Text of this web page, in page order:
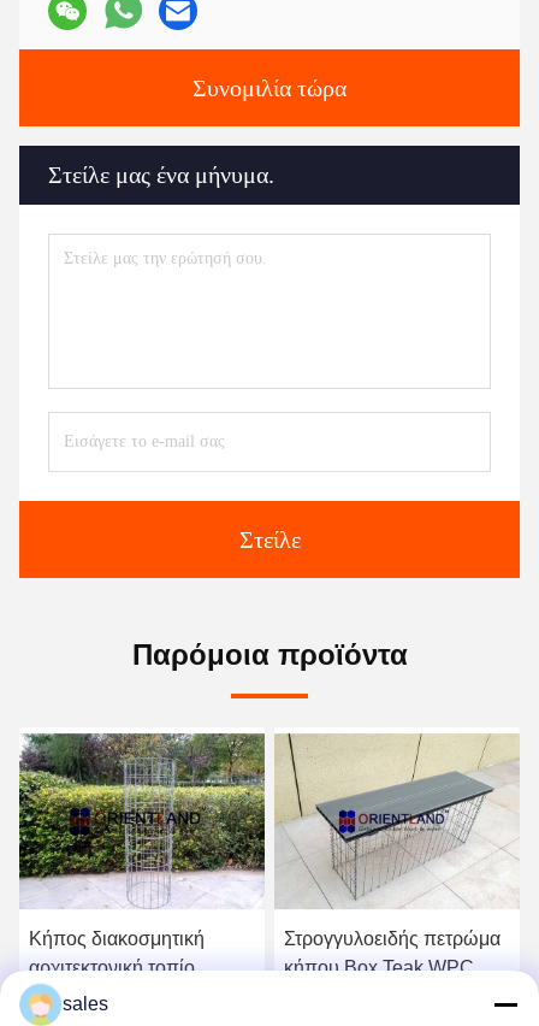
Συνομιλία τώρα
Στείλε μας ένα μήνυμα.
Στείλε
Παρόμοια προϊόντα
Κήπος διακοσμητική
αρχιτεκτονική τοπίο
Γκαμπιόν στήλες
Στρογγυλοειδής πετρώμα
κήπου Box Teak WPC
sales